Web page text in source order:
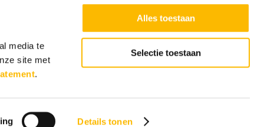
media te
site met
.
Details tonen
Alles toestaan
Selectie toestaan